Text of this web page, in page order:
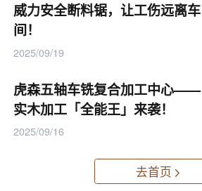
威力安全断料锯，让工伤远离车
间！
2025/09/19
虎森五轴车铣复合加工中心——
实木加工「全能王」来袭！
2025/09/16
去首页